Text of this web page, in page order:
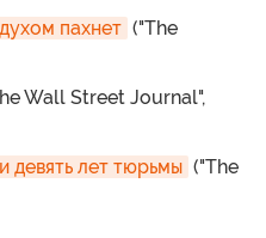
пахнет ("The
Wall Street Journal",
девять лет тюрьмы ("The